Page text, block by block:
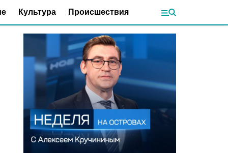
Культура Происшествия